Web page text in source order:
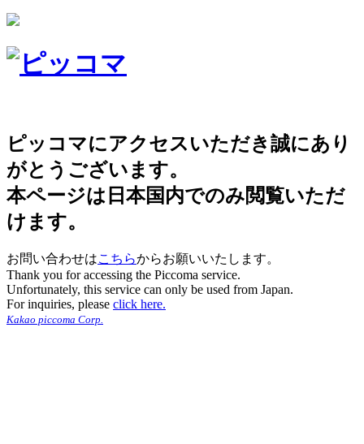
ピッコマにアクセスいただき誠にあり
がとうございます。
本ページは日本国内でのみ閲覧いただ
けます。
お問い合わせはこちらからお願いいたします。
Thank you for accessing the Piccoma service.
Unfortunately, this service can only be used from Japan.
For inquiries, please click here.
Kakao piccoma Corp.